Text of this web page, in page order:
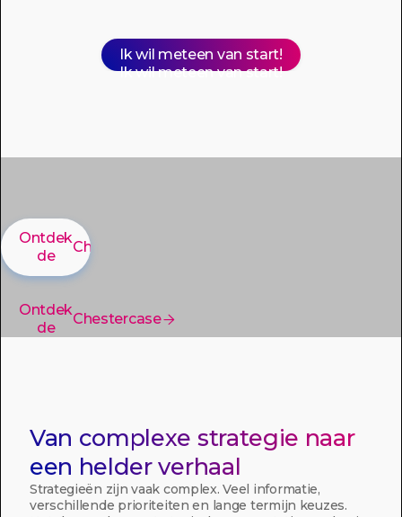
Ik wil meteen van start!
Ik wil meteen van start!
Ontdek
de
Chester
Ontdek
de
Chestercase
Van complexe strategie naar
een helder verhaal
Strategieën zijn vaak complex. Veel informatie,
verschillende prioriteiten en lange termijn keuzes.